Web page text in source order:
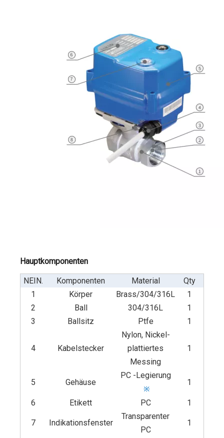
Hauptkomponenten
NEIN. Komponenten Material
Qty
1
Körper Brass/304/316L
1
2
Ball 304/316L
1
3
Ballsitz Ptfe 1
4 Kabelstecker
Nylon, Nickel-
plattiertes
Messing
1
5 Gehäuse
PC -Legierung
※
1
6 Etikett PC 1
7 Indikationsfenster
Transparenter
PC
1